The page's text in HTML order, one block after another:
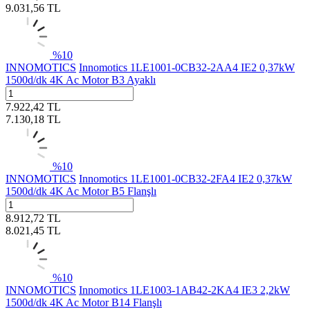
9.031,56 TL
%10
INNOMOTICS Innomotics 1LE1001-0CB32-2AA4 IE2 0,37kW
1500d/dk 4K Ac Motor B3 Ayaklı
7.922,42 TL
7.130,18 TL
%10
INNOMOTICS Innomotics 1LE1001-0CB32-2FA4 IE2 0,37kW
1500d/dk 4K Ac Motor B5 Flanşlı
8.912,72 TL
8.021,45 TL
%10
INNOMOTICS Innomotics 1LE1003-1AB42-2KA4 IE3 2,2kW
1500d/dk 4K Ac Motor B14 Flanşlı